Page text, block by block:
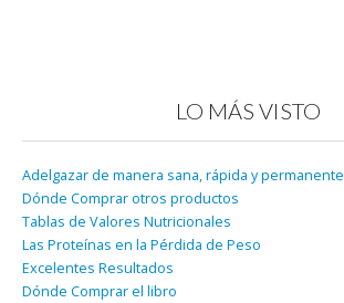
LO MÁS VISTO
Adelgazar de manera sana, rápida y permanente
Dónde Comprar otros productos
Tablas de Valores Nutricionales
Las Proteínas en la Pérdida de Peso
Excelentes Resultados
Dónde Comprar el libro